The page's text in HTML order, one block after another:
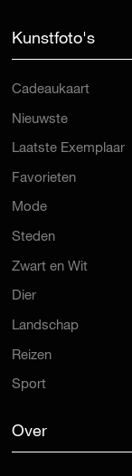
Kunstfoto's
Cadeaukaart
Nieuwste
Laatste Exemplaar
Favorieten
Mode
Steden
Zwart en Wit
Dier
Landschap
Reizen
Sport
Over